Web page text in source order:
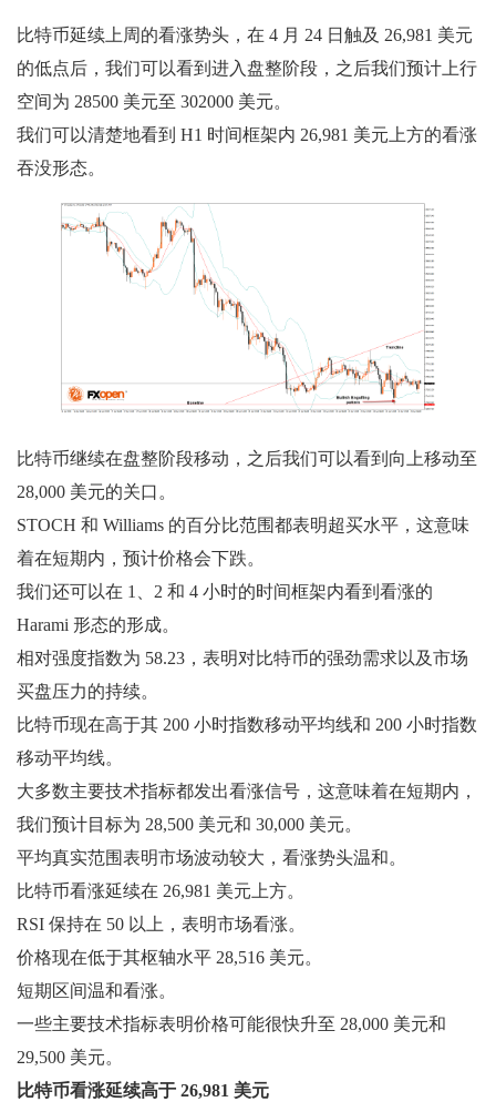
比特币延续上周的看涨势头，在 4 月 24 日触及 26,981 美元
的低点后，我们可以看到进入盘整阶段，之后我们预计上行
空间为 28500 美元至 302000 美元。
我们可以清楚地看到 H1 时间框架内 26,981 美元上方的看涨
吞没形态。
比特币继续在盘整阶段移动，之后我们可以看到向上移动至
28,000 美元的关口。
STOCH 和 Williams 的百分比范围都表明超买水平，这意味
着在短期内，预​​计价格会下跌。
我们还可以在 1、2 和 4 小时的时间框架内看到看涨的
Harami 形态的形成。
相对强度指数为 58.23，表明对比特币的强劲需求以及市场
买盘压力的持续。
比特币现在高于其 200 小时指数移动平均线和 200 小时指数
移动平均线。
大多数主要技术指标都发出看涨信号，这意味着在短期内，
我们预计目标为 28,500 美元和 30,000 美元。
平均真实范围表明市场波动较大，看涨势头温和。
比特币看涨延续在 26,981 美元上方。
RSI 保持在 50 以上，表明市场看涨。
价格现在低于其枢轴水平 28,516 美元。
短期区间温和看涨。
一些主要技术指标表明价格可能很快升至 28,000 美元和
29,500 美元。
比特币看涨延续高于 26,981 美元